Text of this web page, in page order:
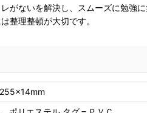
がないを解決し、スムーズに勉
整理整頓が大切です。